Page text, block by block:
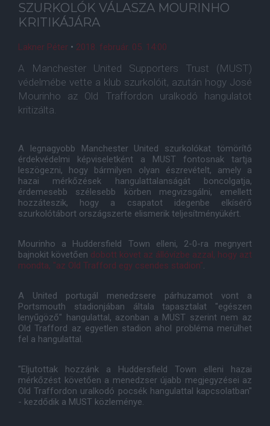
SZURKOLÓK VÁLASZA MOURINHO
KRITIKÁJÁRA
Lakner Péter • 2018. február. 05. 14:00
A Manchester United Supporters Trust (MUST)
védelmébe vette a klub szurkolóit, azután hogy José
Mourinho az Old Traffordon uralkodó hangulatot
kritizálta.
A legnagyobb Manchester United szurkolókat tömörítő
érdekvédelmi képviseletként a MUST fontosnak tartja
leszögezni, hogy bármilyen olyan észrevételt, amely a
hazai mérkőzések hangulattalanságát boncolgatja,
érdemesebb szélesebb körben megvizsgálni, emellett
hozzáteszik, hogy a csapatot idegenbe elkísérő
szurkolótábort országszerte elismerik teljesítményükért.
Mourinho a Huddersfield Town elleni, 2-0-ra megnyert
bajnokit követően dobott követ az állóvízbe azzal, hogy azt
mondta, "az Old Trafford egy csendes stadion".
A United portugál menedzsere párhuzamot vont a
Portsmouth stadionjában általa tapasztalat "egészen
lenyűgöző" hangulattal, azonban a MUST szerint nem az
Old Trafford az egyetlen stadion ahol probléma merülhet
fel a hangulattal.
"Eljutottak hozzánk a Huddersfield Town elleni hazai
mérkőzést követően a menedzser újabb megjegyzései az
Old Traffordon uralkodó pocsék hangulattal kapcsolatban"
- kezdődik a MUST közleménye.